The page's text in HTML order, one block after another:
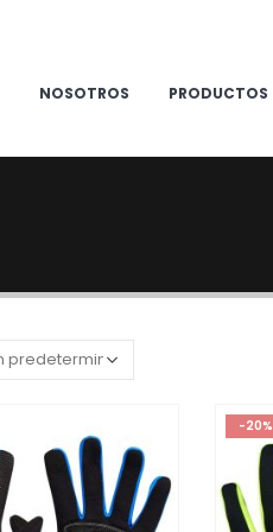
NOSOTROS PRODUCTOS
-20%